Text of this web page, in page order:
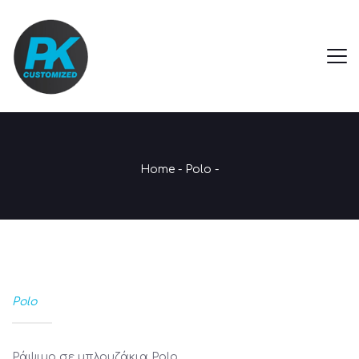
Home - Polo -
Polo